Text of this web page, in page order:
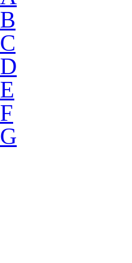
B
C
D
E
F
G